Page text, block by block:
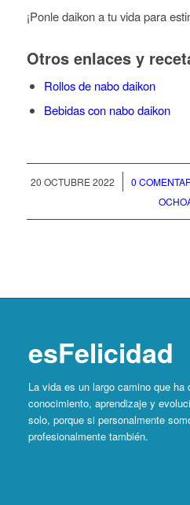
¡Ponle daikon a tu vida para
Otros enlaces y
Rollos de nabo daikon
Bebidas con nabo daikon
20 OCTUBRE 2022
/ 0 /
esFelicidad
La vida es un largo camino que ha
conocimiento, aprendizaje y
solo, porque si personalmente
profesionalmente también.